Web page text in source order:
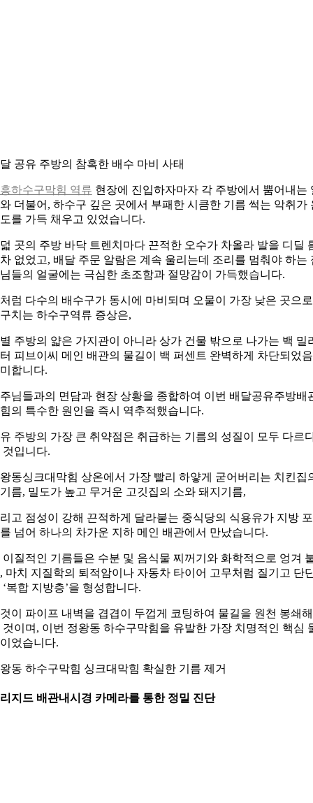
공유 주방의 참혹한 배수 마비 사태
하수구막힘 역류 현장에 진입하자마자 각 주방에서 뿜어내는
더불어, 하수구 깊은 곳에서 부패한 시큼한 기름 썩는 악취가
를 가득 채우고 있었습니다.
곳의 주방 바닥 트렌치마다 끈적한 오수가 차올라 발을 디딜
없었고, 배달 주문 알람은 계속 울리는데 조리를 멈춰야 하는
들의 얼굴에는 극심한 초조함과 절망감이 가득했습니다.
럼 다수의 배수구가 동시에 마비되며 오물이 가장 낮은 곳으로
치는 하수구역류 증상은,
주방의 얇은 가지관이 아니라 상가 건물 밖으로 나가는 백 밀
피브이씨 메인 배관의 물길이 백 퍼센트 완벽하게 차단되었
합니다.
님들과의 면담과 현장 상황을 종합하여 이번 배달공유주방배
의 특수한 원인을 즉시 역추적했습니다.
주방의 가장 큰 취약점은 취급하는 기름의 성질이 모두 다르
것입니다.
동싱크대막힘 상온에서 가장 빨리 하얗게 굳어버리는 치킨집
름, 밀도가 높고 무거운 고깃집의 소와 돼지기름,
고 점성이 강해 끈적하게 달라붙는 중식당의 식용유가 지방
넘어 하나의 차가운 지하 메인 배관에서 만났습니다.
이질적인 기름들은 수분 및 음식물 찌꺼기와 화학적으로 엉겨
마치 지질학의 퇴적암이나 자동차 타이어 고무처럼 질기고 단
‘복합 지방층’을 형성합니다.
이 파이프 내벽을 겹겹이 두껍게 코팅하여 물길을 원천 봉쇄
것이며, 이번 정왕동 하수구막힘을 유발한 가장 치명적인 핵심
었습니다.
동 하수구막힘 싱크대막힘 확실한 기름 제거
지드 배관내시경 카메라를 통한 정밀 진단